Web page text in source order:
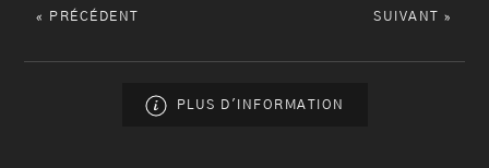
« PRÉCÉDENT SUIVANT »
PLUS D'INFORMATION